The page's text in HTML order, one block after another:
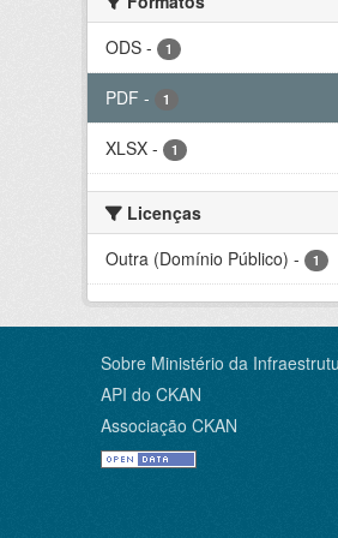
ODS - 1
PDF - 1
XLSX - 1
Licenças
Outra (Domínio Público) - 1
Sobre Ministério da
API do CKAN
Associação CKAN